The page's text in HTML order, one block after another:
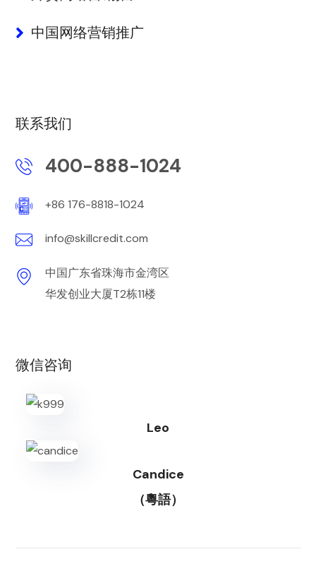
中国网络营销推广
联系我们
400-888-1024
+86 176-8818-1024
info@skillcredit.com
中国广东省珠海市金湾区
华发创业大厦T2栋11楼
微信咨询
Leo
Candice
（粵語）